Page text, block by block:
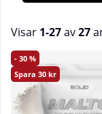
snabba kolhydrater
Visar 1-27av27
Produkter
30
30